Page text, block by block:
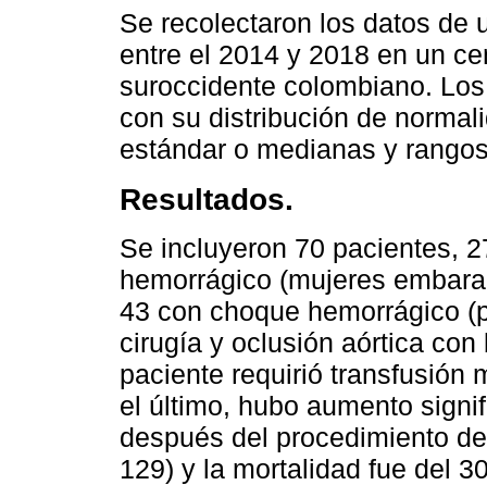
Se recolectaron los datos de
entre el 2014 y 2018 en un
suroccidente colombiano.
con su distribución de
estándar o medianas y
Resultados.
Se incluyeron 70 pacientes,
hemorrágico (mujeres
43 con choque hemorrágico
cirugía y oclusión aórtica
paciente requirió transfusión
el último, hubo aumento
después del procedimiento
129) y la mortalidad fue del